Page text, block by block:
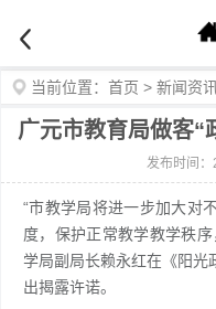
当前位置： 首页 > 新闻资讯
广元市教育局做客“
发布时间
“市教学局将进一步加大对
度，保护正常教学教学秩
学局副局长赖永红在《阳光
出揭露许诺。